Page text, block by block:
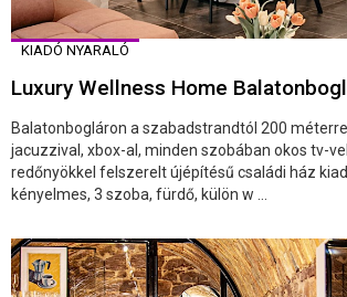
KIADÓ NYARALÓ
Luxury Wellness Home
Balatonbogláron a szabadstrandtól 200
jacuzzival, xbox-al, minden szobában okos tv-
redőnyökkel felszerelt újépítésű családi ház
kényelmes, 3 szoba, fürdő, külön w ...